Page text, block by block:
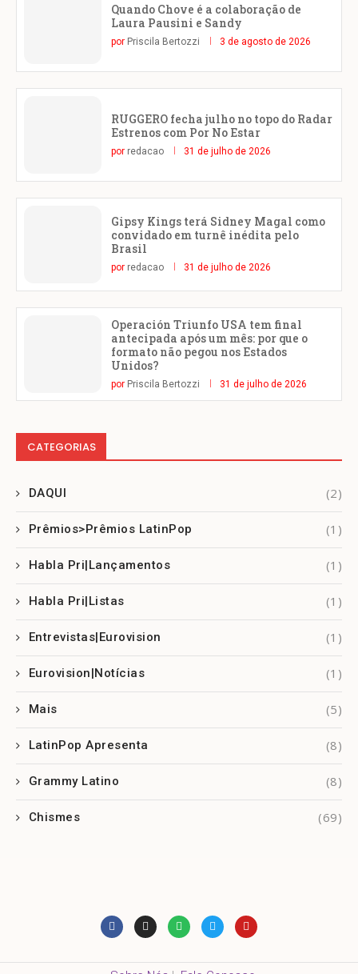
Quando Chove é a colaboração de
Laura Pausini e Sandy
por Priscila Bertozzi 3 de agosto de 2026
RUGGERO fecha julho no topo do Radar
Estrenos com Por No Estar
por redacao 31 de julho de 2026
Gipsy Kings terá Sidney Magal como
convidado em turnê inédita pelo
Brasil
por redacao 31 de julho de 2026
Operación Triunfo USA tem final
antecipada após um mês: por que o
formato não pegou nos Estados
Unidos?
por Priscila Bertozzi 31 de julho de 2026
CATEGORIAS
DAQUI (2)
Prêmios>Prêmios LatinPop (1)
Habla Pri|Lançamentos (1)
Habla Pri|Listas (1)
Entrevistas|Eurovision (1)
Eurovision|Notícias (1)
Mais (5)
LatinPop Apresenta (8)
Grammy Latino (8)
Chismes (69)